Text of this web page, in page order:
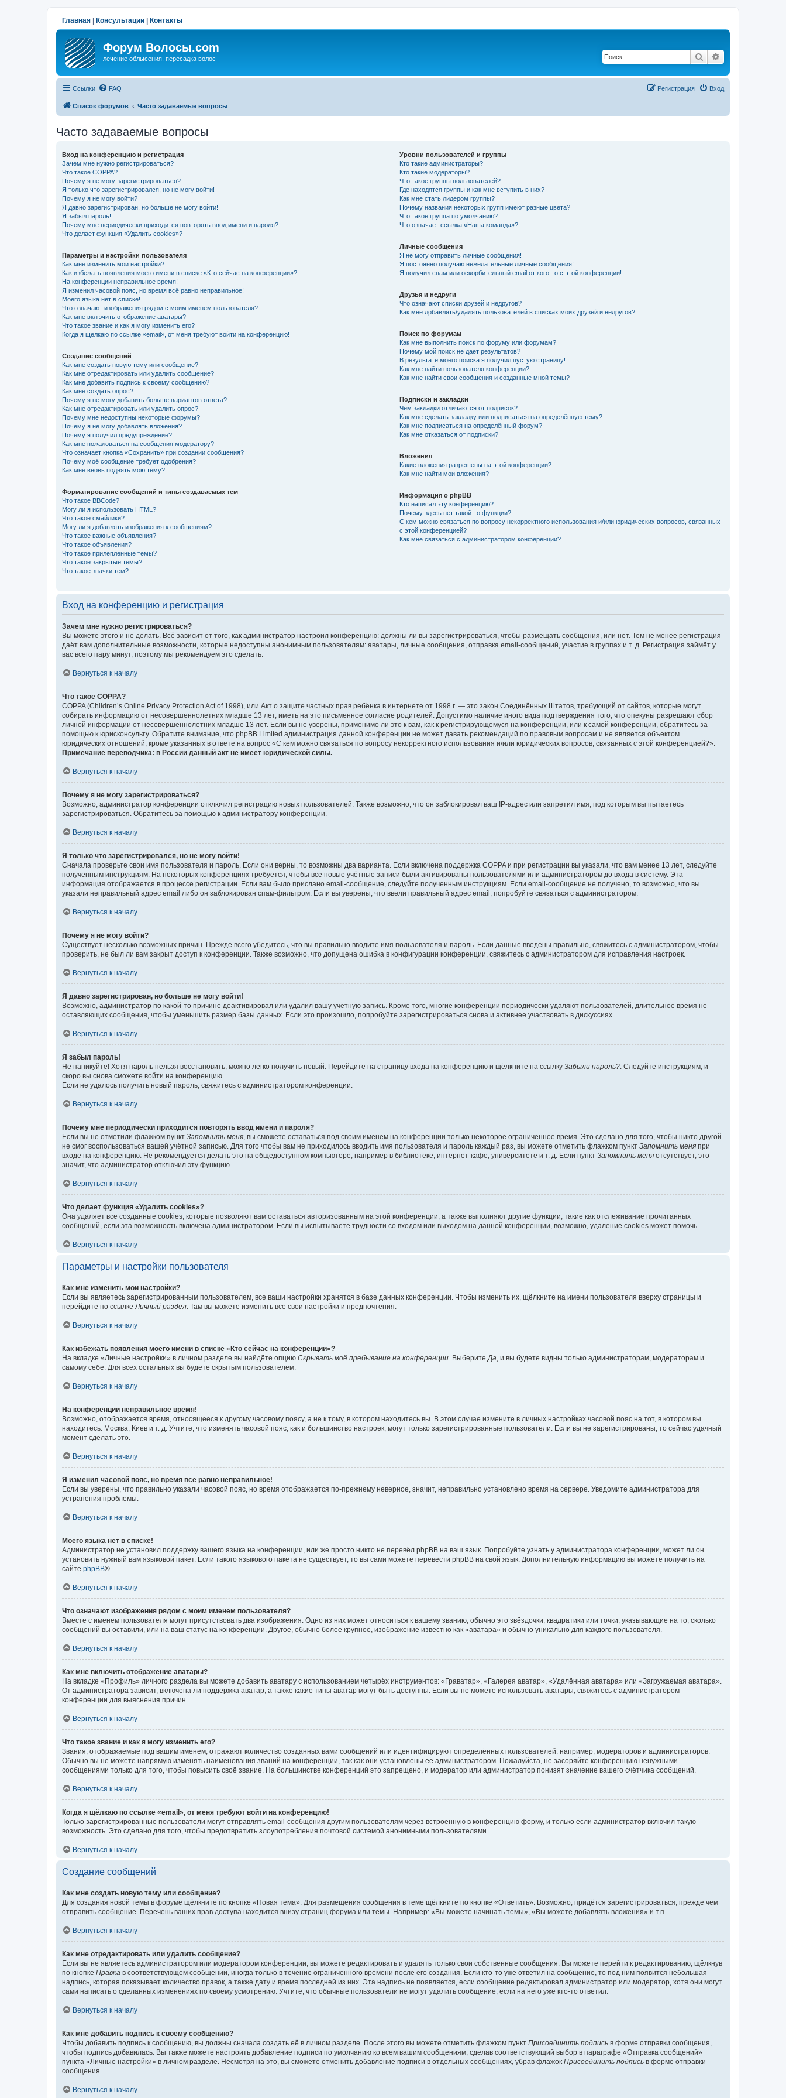
Главная Консультации Контакты
Форум Волосы.com
лечение облысения, пересадка волос Поиск
Ссылки FAQ Вход
Регистрация
Список форумов Часто задаваемые вопросы
Часто задаваемые вопросы
Вход на конференцию и регистрация
Зачем мне нужно регистрироваться?
Что такое COPPA?
Почему я не могу зарегистрироваться?
Я только что зарегистрировался, но не могу войти!
Почему я не могу войти?
Я давно зарегистрирован, но больше не могу войти!
Я забыл пароль!
Почему мне периодически приходится повторять ввод имени и пароля?
Что делает функция «Удалить cookies»?
Параметры и настройки пользователя
Как мне изменить мои настройки?
Как избежать появления моего имени в списке «Кто сейчас на конференции»?
На конференции неправильное время!
Я изменил часовой пояс, но время всё равно неправильное!
Моего языка нет в списке!
Что означают изображения рядом с моим именем пользователя?
Как мне включить отображение аватары?
Что такое звание и как я могу изменить его?
Когда я щёлкаю по ссылке «email», от меня требуют войти на конференцию!
Создание сообщений
Как мне создать новую тему или сообщение?
Как мне отредактировать или удалить сообщение?
Как мне добавить подпись к своему сообщению?
Как мне создать опрос?
Почему я не могу добавить больше вариантов ответа?
Как мне отредактировать или удалить опрос?
Почему мне недоступны некоторые форумы?
Почему я не могу добавлять вложения?
Почему я получил предупреждение?
Как мне пожаловаться на сообщения модератору?
Что означает кнопка «Сохранить» при создании сообщения?
Почему моё сообщение требует одобрения?
Как мне вновь поднять мою тему?
Форматирование сообщений и типы создаваемых тем
Что такое BBCode?
Могу ли я использовать HTML?
Что такое смайлики?
Могу ли я добавлять изображения к сообщениям?
Что такое важные объявления?
Что такое объявления?
Что такое прилепленные темы?
Что такое закрытые темы?
Что такое значки тем?
Уровни пользователей и группы
Кто такие администраторы?
Кто такие модераторы?
Что такое группы пользователей?
Где находятся группы и как мне вступить в них?
Как мне стать лидером группы?
Почему названия некоторых групп имеют разные цвета?
Что такое группа по умолчанию?
Что означает ссылка «Наша команда»?
Личные сообщения
Я не могу отправить личные сообщения!
Я постоянно получаю нежелательные личные сообщения!
Я получил спам или оскорбительный email от кого-то с этой конференции!
Друзья и недруги
Что означают списки друзей и недругов?
Как мне добавлять/удалять пользователей в списках моих друзей и недругов?
Поиск по форумам
Как мне выполнить поиск по форуму или форумам?
Почему мой поиск не даёт результатов?
В результате моего поиска я получил пустую страницу!
Как мне найти пользователя конференции?
Как мне найти свои сообщения и созданные мной темы?
Подписки и закладки
Чем закладки отличаются от подписок?
Как мне сделать закладку или подписаться на определённую тему?
Как мне подписаться на определённый форум?
Как мне отказаться от подписки?
Вложения
Какие вложения разрешены на этой конференции?
Как мне найти мои вложения?
Информация о phpBB
Кто написал эту конференцию?
Почему здесь нет такой-то функции?
С кем можно связаться по вопросу некорректного использования и/или юридических вопросов, связанных
с этой конференцией?
Как мне связаться с администратором конференции?
Вход на конференцию и регистрация
Зачем мне нужно регистрироваться?
Вы можете этого и не делать. Всё зависит от того, как администратор настроил конференцию: должны ли вы зарегистрироваться, чтобы размещать сообщения, или нет. Тем не менее регистрация
даёт вам дополнительные возможности, которые недоступны анонимным пользователям: аватары, личные сообщения, отправка email-сообщений, участие в группах и т. д. Регистрация займёт у
вас всего пару минут, поэтому мы рекомендуем это сделать.
Вернуться к началу
Что такое COPPA?
COPPA (Children’s Online Privacy Protection Act of 1998), или Акт о защите частных прав ребёнка в интернете от 1998 г. — это закон Соединённых Штатов, требующий от сайтов, которые могут
собирать информацию от несовершеннолетних младше 13 лет, иметь на это письменное согласие родителей. Допустимо наличие иного вида подтверждения того, что опекуны разрешают сбор
личной информации от несовершеннолетних младше 13 лет. Если вы не уверены, применимо ли это к вам, как к регистрирующемуся на конференции, или к самой конференции, обратитесь за
помощью к юрисконсульту. Обратите внимание, что phpBB Limited администрация данной конференции не может давать рекомендаций по правовым вопросам и не является объектом
юридических отношений, кроме указанных в ответе на вопрос «С кем можно связаться по вопросу некорректного использования и/или юридических вопросов, связанных с этой конференцией?».
Примечание переводчика: в России данный акт не имеет юридической силы.
Вернуться к началу
Почему я не могу зарегистрироваться?
Возможно, администратор конференции отключил регистрацию новых пользователей. Также возможно, что он заблокировал ваш IP-адрес или запретил имя, под которым вы пытаетесь
зарегистрироваться. Обратитесь за помощью к администратору конференции.
Вернуться к началу
Я только что зарегистрировался, но не могу войти!
Сначала проверьте свои имя пользователя и пароль. Если они верны, то возможны два варианта. Если включена поддержка COPPA и при регистрации вы указали, что вам менее 13 лет, следуйте
полученным инструкциям. На некоторых конференциях требуется, чтобы все новые учётные записи были активированы пользователями или администратором до входа в систему. Эта
информация отображается в процессе регистрации. Если вам было прислано email-сообщение, следуйте полученным инструкциям. Если email-сообщение не получено, то возможно, что вы
указали неправильный адрес email либо он заблокирован спам-фильтром. Если вы уверены, что ввели правильный адрес email, попробуйте связаться с администратором.
Вернуться к началу
Почему я не могу войти?
Существует несколько возможных причин. Прежде всего убедитесь, что вы правильно вводите имя пользователя и пароль. Если данные введены правильно, свяжитесь с администратором, чтобы
проверить, не был ли вам закрыт доступ к конференции. Также возможно, что допущена ошибка в конфигурации конференции, свяжитесь с администратором для исправления настроек.
Вернуться к началу
Я давно зарегистрирован, но больше не могу войти!
Возможно, администратор по какой-то причине деактивировал или удалил вашу учётную запись. Кроме того, многие конференции периодически удаляют пользователей, длительное время не
оставляющих сообщения, чтобы уменьшить размер базы данных. Если это произошло, попробуйте зарегистрироваться снова и активнее участвовать в дискуссиях.
Вернуться к началу
Я забыл пароль!
Не паникуйте! Хотя пароль нельзя восстановить, можно легко получить новый. Перейдите на страницу входа на конференцию и щёлкните на ссылку Забыли пароль? . Следуйте инструкциям, и
скоро вы снова сможете войти на конференцию.
Если не удалось получить новый пароль, свяжитесь с администратором конференции.
Вернуться к началу
Почему мне периодически приходится повторять ввод имени и пароля?
Если вы не отметили флажком пункт Запомнить меня , вы сможете оставаться под своим именем на конференции только некоторое ограниченное время. Это сделано для того, чтобы никто другой
не смог воспользоваться вашей учётной записью. Для того чтобы вам не приходилось вводить имя пользователя и пароль каждый раз, вы можете отметить флажком пункт Запомнить меня при
входе на конференцию. Не рекомендуется делать это на общедоступном компьютере, например в библиотеке, интернет-кафе, университете и т. д. Если пункт Запомнить меня отсутствует, это
значит, что администратор отключил эту функцию.
Вернуться к началу
Что делает функция «Удалить cookies»?
Она удаляет все созданные cookies, которые позволяют вам оставаться авторизованным на этой конференции, а также выполняют другие функции, такие как отслеживание прочитанных
сообщений, если эта возможность включена администратором. Если вы испытываете трудности со входом или выходом на данной конференции, возможно, удаление cookies может помочь.
Вернуться к началу
Параметры и настройки пользователя
Как мне изменить мои настройки?
Если вы являетесь зарегистрированным пользователем, все ваши настройки хранятся в базе данных конференции. Чтобы изменить их, щёлкните на имени пользователя вверху страницы и
перейдите по ссылке Личный раздел . Там вы можете изменить все свои настройки и предпочтения.
Вернуться к началу
Как избежать появления моего имени в списке «Кто сейчас на конференции»?
На вкладке «Личные настройки» в личном разделе вы найдёте опцию Скрывать моё пребывание на конференции . Выберите Да , и вы будете видны только администраторам, модераторам и
самому себе. Для всех остальных вы будете скрытым пользователем.
Вернуться к началу
На конференции неправильное время!
Возможно, отображается время, относящееся к другому часовому поясу, а не к тому, в котором находитесь вы. В этом случае измените в личных настройках часовой пояс на тот, в котором вы
находитесь: Москва, Киев и т. д. Учтите, что изменять часовой пояс, как и большинство настроек, могут только зарегистрированные пользователи. Если вы не зарегистрированы, то сейчас удачный
момент сделать это.
Вернуться к началу
Я изменил часовой пояс, но время всё равно неправильное!
Если вы уверены, что правильно указали часовой пояс, но время отображается по-прежнему неверное, значит, неправильно установлено время на сервере. Уведомите администратора для
устранения проблемы.
Вернуться к началу
Моего языка нет в списке!
Администратор не установил поддержку вашего языка на конференции, или же просто никто не перевёл phpBB на ваш язык. Попробуйте узнать у администратора конференции, может ли он
установить нужный вам языковой пакет. Если такого языкового пакета не существует, то вы сами можете перевести phpBB на свой язык. Дополнительную информацию вы можете получить на
сайте phpBB®.
Вернуться к началу
Что означают изображения рядом с моим именем пользователя?
Вместе с именем пользователя могут присутствовать два изображения. Одно из них может относиться к вашему званию, обычно это звёздочки, квадратики или точки, указывающие на то, сколько
сообщений вы оставили, или на ваш статус на конференции. Другое, обычно более крупное, изображение известно как «аватара» и обычно уникально для каждого пользователя.
Вернуться к началу
Как мне включить отображение аватары?
На вкладке «Профиль» личного раздела вы можете добавить аватару с использованием четырёх инструментов: «Граватар», «Галерея аватар», «Удалённая аватара» или «Загружаемая аватара».
От администратора зависит, включена ли поддержка аватар, а также какие типы аватар могут быть доступны. Если вы не можете использовать аватары, свяжитесь с администратором
конференции для выяснения причин.
Вернуться к началу
Что такое звание и как я могу изменить его?
Звания, отображаемые под вашим именем, отражают количество созданных вами сообщений или идентифицируют определённых пользователей: например, модераторов и администраторов.
Обычно вы не можете напрямую изменять наименования званий на конференции, так как они установлены её администратором. Пожалуйста, не засоряйте конференцию ненужными
сообщениями только для того, чтобы повысить своё звание. На большинстве конференций это запрещено, и модератор или администратор понизят значение вашего счётчика сообщений.
Вернуться к началу
Когда я щёлкаю по ссылке «email», от меня требуют войти на конференцию!
Только зарегистрированные пользователи могут отправлять email-сообщения другим пользователям через встроенную в конференцию форму, и только если администратор включил такую
возможность. Это сделано для того, чтобы предотвратить злоупотребления почтовой системой анонимными пользователями.
Вернуться к началу
Создание сообщений
Как мне создать новую тему или сообщение?
Для создания новой темы в форуме щёлкните по кнопке «Новая тема». Для размещения сообщения в теме щёлкните по кнопке «Ответить». Возможно, придётся зарегистрироваться, прежде чем
отправить сообщение. Перечень ваших прав доступа находится внизу страниц форума или темы. Например: «Вы можете начинать темы», «Вы можете добавлять вложения» и т.п.
Вернуться к началу
Как мне отредактировать или удалить сообщение?
Если вы не являетесь администратором или модератором конференции, вы можете редактировать и удалять только свои собственные сообщения. Вы можете перейти к редактированию, щёлкнув
по кнопке Правка в соответствующем сообщении, иногда только в течение ограниченного времени после его создания. Если кто-то уже ответил на сообщение, то под ним появится небольшая
надпись, которая показывает количество правок, а также дату и время последней из них. Эта надпись не появляется, если сообщение редактировал администратор или модератор, хотя они могут
сами написать о сделанных изменениях по своему усмотрению. Учтите, что обычные пользователи не могут удалить сообщение, если на него уже кто-то ответил.
Вернуться к началу
Как мне добавить подпись к своему сообщению?
Чтобы добавить подпись к сообщению, вы должны сначала создать её в личном разделе. После этого вы можете отметить флажком пункт Присоединить подпись в форме отправки сообщения,
чтобы подпись добавилась. Вы также можете настроить добавление подписи по умолчанию ко всем вашим сообщениям, сделав соответствующий выбор в параграфе «Отправка сообщений»
пункта «Личные настройки» в личном разделе. Несмотря на это, вы сможете отменить добавление подписи в отдельных сообщениях, убрав флажок Присоединить подпись в форме отправки
сообщения.
Вернуться к началу